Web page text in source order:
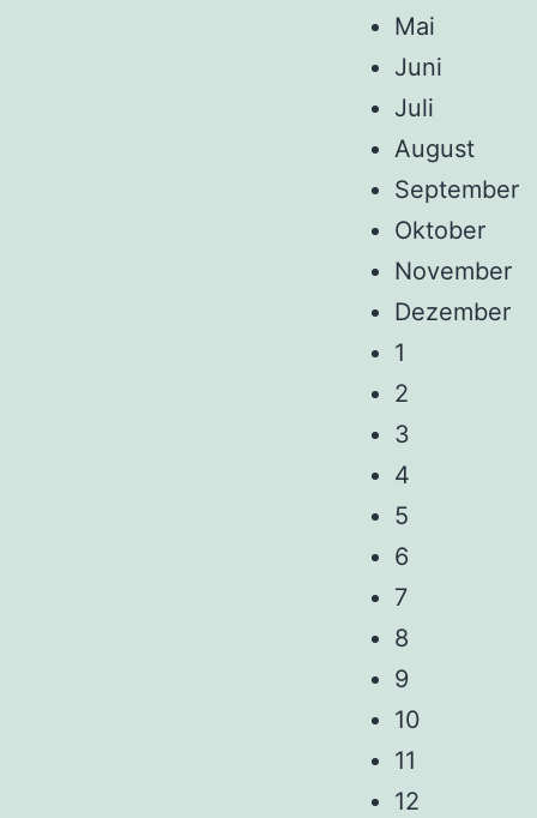
Mai
Juni
Juli
August
September
Oktober
November
Dezember
1
2
3
4
5
6
7
8
9
10
11
12